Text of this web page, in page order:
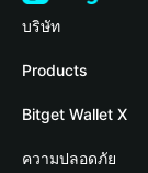
บริษัท
เกี่ยวกับ Bitget
Blog
Academy
Products
Crypto Card
Stablecoin Earn
Bitget Wallet X
นักพัฒนา
ความปลอดภัย